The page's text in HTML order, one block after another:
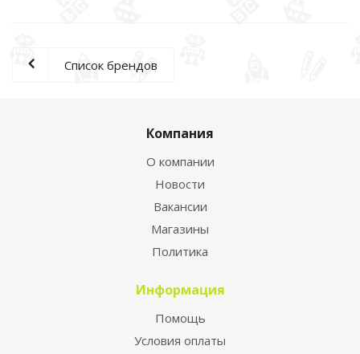
Список брендов
Компания
О компании
Новости
Вакансии
Магазины
Политика
Информация
Помощь
Условия оплаты